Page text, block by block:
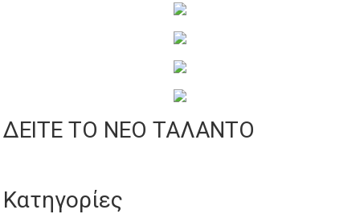
ΔΕΙΤΕ ΤΟ ΝΕΟ ΤΑΛΑΝΤΟ
Κατηγορίες